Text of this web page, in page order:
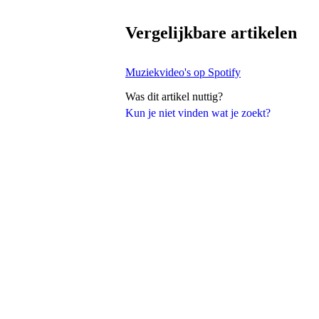
Kun je niet vinden wat je zoekt?
Vergelijkbare artikelen
Muziekvideo's op Spotify
Was dit artikel nuttig?